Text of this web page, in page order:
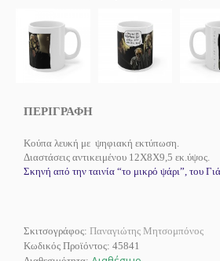
ΠΕΡΙΓΡΑΦΗ
Κούπα λευκή με ψηφιακή εκτύπωση.
Διαστάσεις αντικειμένου 12Χ8Χ9,5 εκ.ύψος.
Σκηνή από την ταινία “το μικρό ψάρι”, του
Σκιτσογράφος: Παναγιώτης Μητσομπόνος
Κωδικός Προϊόντος: 45841